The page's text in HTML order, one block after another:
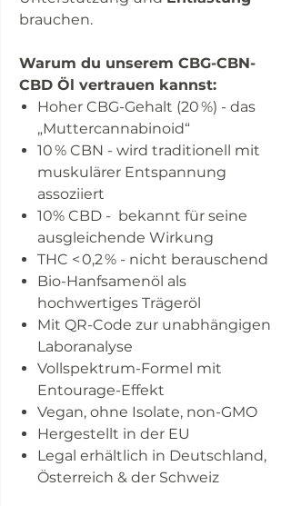
brauchen.
Warum du unserem CBG-CBN-
CBD Öl vertrauen kannst:
Hoher CBG-Gehalt (20 %) - das
„Muttercannabinoid“
10 % CBN - wird traditionell mit
muskulärer Entspannung
assoziiert
10% CBD - bekannt für seine
ausgleichende Wirkung
THC < 0,2 % - nicht berauschend
Bio-Hanfsamenöl als
hochwertiges Trägeröl
Mit QR-Code zur unabhängigen
Laboranalyse
Vollspektrum-Formel mit
Entourage-Effekt
Vegan, ohne Isolate, non-GMO
Hergestellt in der EU
Legal erhältlich in Deutschland,
Österreich & der Schweiz